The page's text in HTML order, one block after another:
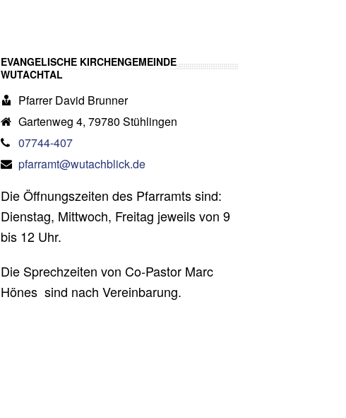
EVANGELISCHE KIRCHENGEMEINDE
WUTACHTAL
Pfarrer David Brunner
Gartenweg 4, 79780 Stühlingen
07744-407
pfarramt@wutachblick.de
Die Öffnungszeiten des Pfarramts sind:
Dienstag, Mittwoch, Freitag jeweils von 9
bis 12 Uhr.
Die Sprechzeiten von Co-Pastor Marc
Hönes sind nach Vereinbarung.